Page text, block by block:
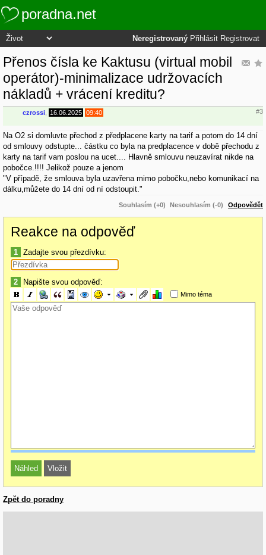
poradna.net
Neregistrovaný Přihlásit Registrovat
Přenos čísla ke Kaktusu (virtual mobil
operátor)-minimalizace udržovacích
nákladů + vrácení kreditu?
czrossi 16.06.2025 09:40 #3
Na O2 si domluvte přechod z předplacene karty na tarif a potom do 14 dní
od smlouvy odstupte... částku co byla na predplacence v době přechodu z
karty na tarif vam poslou na ucet.... Hlavně smlouvu neuzavírat nikde na
pobočce.!!!! Jelikož pouze a jenom
"V případě, že smlouva byla uzavřena mimo pobočku,nebo komunikací na
dálku,můžete do 14 dní od ní odstoupit."
Souhlasím (+0) Nesouhlasím (-0) Odpovědět
Reakce na odpověď
1 Zadajte svou přezdívku:
2 Napište svou odpověď:
Mimo téma
Zpět do poradny